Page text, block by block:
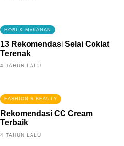
HOBI & MAKANAN
13 Rekomendasi Selai Coklat
Terenak
4 TAHUN LALU
FASHION & BEAUTY
Rekomendasi CC Cream
Terbaik
4 TAHUN LALU